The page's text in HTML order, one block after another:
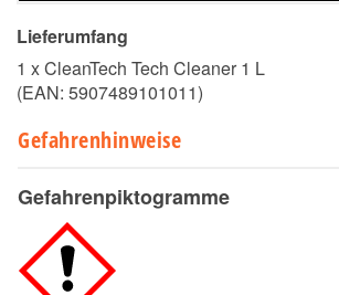
Lieferumfang
1 x CleanTech Tech Cleaner 1 L
(EAN: 5907489101011)
Gefahrenhinweise
Gefahrenpiktogramme